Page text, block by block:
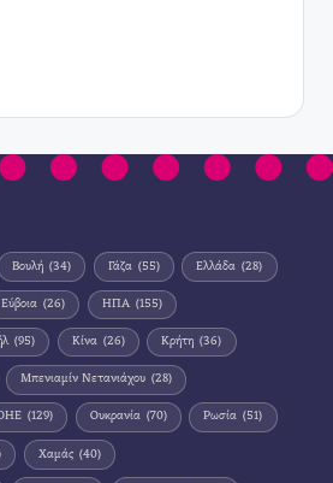
Βουλή (34) Γάζα (55) Ελλάδα (28)
Εύβοια (26) ΗΠΑ (155)
(95) Κίνα (26) Κρήτη (36)
Μπενιαμίν Νετανιάχου (28)
(129) Ουκρανία (70) Ρωσία (51)
Χαμάς (40)